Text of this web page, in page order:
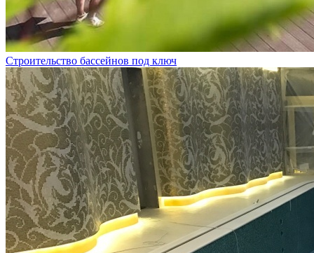
Строительство бассейнов под ключ